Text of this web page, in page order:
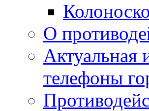
О
Актуальная
телефоны